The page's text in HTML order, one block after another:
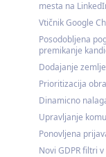
mesta na
Vtičnik Google
Posodobljena
premikanje
Dodajanje
Prioritizacija
Dinamicno
Upravljanje
Ponovljena
Novi GDPR filtri